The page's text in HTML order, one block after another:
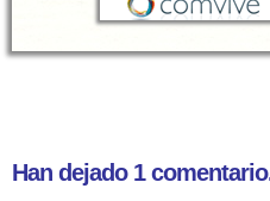
Han dejado 1